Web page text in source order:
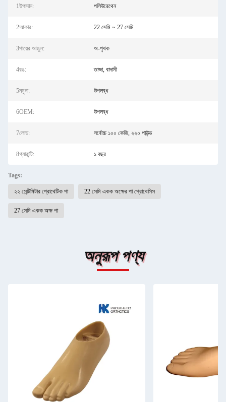
1উপাদান: পলিউরেথেন
2আকার: 22 সেমি ~ 27 সেমি
3পায়ের আঙুল: অ-পৃথক
4রঙ: তাজা, বাদামী
5নমুনা: উপলব্ধ
6OEM: উপলব্ধ
7লোড: সর্বোচ্চ ১০০ কেজি, ২২০ পাউন্ড
8গ্যারান্টি: ১ বছর
Tags:
২২ সেন্টিমিটার প্রোথেটিক পা 22 সেমি একক অক্ষের পা প্রোথেসিস
27 সেমি একক অক্ষ পা
অনুরূপ পণ্য